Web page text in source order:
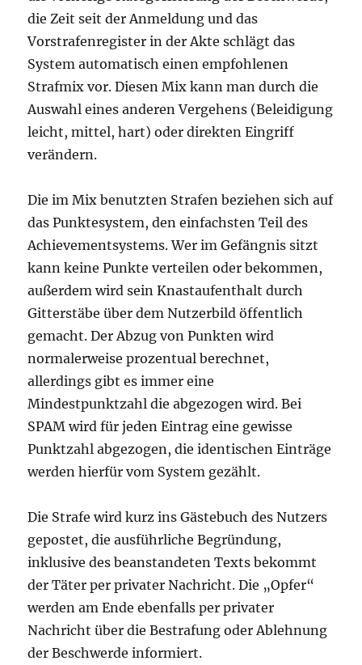
die Zeit seit der Anmeldung und das
Vorstrafenregister in der Akte schlägt das
System automatisch einen empfohlenen
Strafmix vor. Diesen Mix kann man durch die
Auswahl eines anderen Vergehens (Beleidigung
leicht, mittel, hart) oder direkten Eingriff
verändern.
Die im Mix benutzten Strafen beziehen sich auf
das Punktesystem, den einfachsten Teil des
Achievementsystems. Wer im Gefängnis sitzt
kann keine Punkte verteilen oder bekommen,
außerdem wird sein Knastaufenthalt durch
Gitterstäbe über dem Nutzerbild öffentlich
gemacht. Der Abzug von Punkten wird
normalerweise prozentual berechnet,
allerdings gibt es immer eine
Mindestpunktzahl die abgezogen wird. Bei
SPAM wird für jeden Eintrag eine gewisse
Punktzahl abgezogen, die identischen Einträge
werden hierfür vom System gezählt.
Die Strafe wird kurz ins Gästebuch des Nutzers
gepostet, die ausführliche Begründung,
inklusive des beanstandeten Texts bekommt
der Täter per privater Nachricht. Die „Opfer“
werden am Ende ebenfalls per privater
Nachricht über die Bestrafung oder Ablehnung
der Beschwerde informiert.